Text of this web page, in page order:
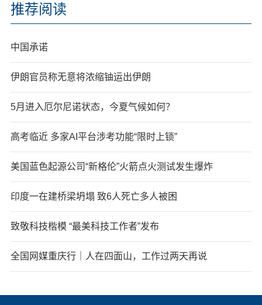
推荐阅读
中国承诺
伊朗官员称无意将浓缩铀运出伊朗
5月进入厄尔尼诺状态，今夏气候如何？
高考临近 多家AI平台涉考功能“限时上锁”
美国蓝色起源公司“新格伦”火箭点火测试发生爆炸
印度一在建桥梁坍塌 致6人死亡多人被困
致敬科技楷模 “最美科技工作者”发布
全国网媒重庆行｜人在四面山，工作过两天再说